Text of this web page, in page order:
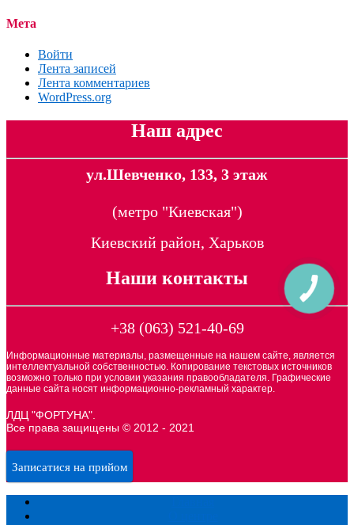
Мета
Войти
Лента записей
Лента комментариев
WordPress.org
Наш адрес
ул.Шевченко, 133, 3 этаж
(метро "Киевская")
Киевский район, Харьков
Наши контакты
+38 (063) 521-40-69
Информационные материалы, размещенные на нашем сайте, является
интеллектуальной собственностью. Копирование текстовых источников
возможно только при условии указания правообладателя. Графические
данные сайта носят информационно-рекламный характер.
ЛДЦ "ФОРТУНА".
Все права защищены © 2012 - 2021
Записатися на прийом